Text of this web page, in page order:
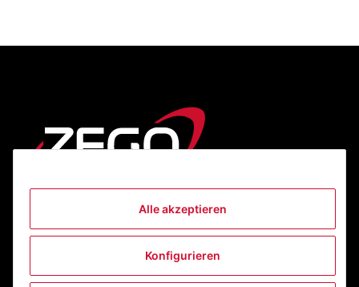
Alle akzeptieren
Konfigurieren
Informationen